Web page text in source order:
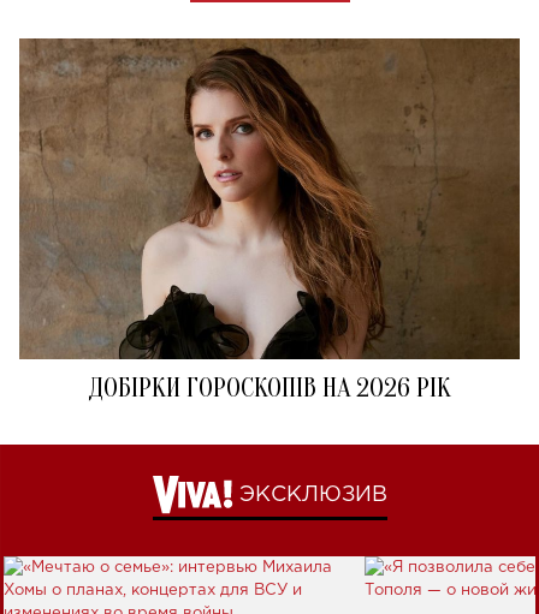
ДОБІРКИ ГОРОСКОПІВ НА 2026 РІК
ЭКСКЛЮЗИВ